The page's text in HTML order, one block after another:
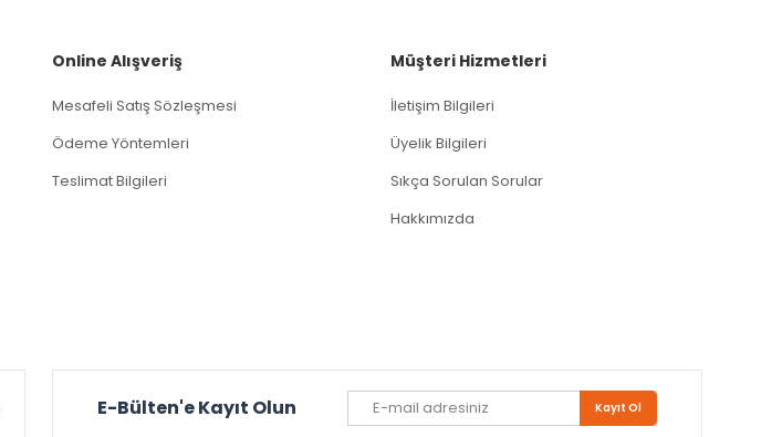
Online Alışveriş
Mesafeli Satış Sözleşmesi
Ödeme Yöntemleri
Teslimat Bilgileri
Müşteri Hizmetleri
İletişim Bilgileri
Üyelik Bilgileri
Sıkça Sorulan Sorular
Hakkımızda
E-Bülten'e Kayıt Olun Kayıt Ol